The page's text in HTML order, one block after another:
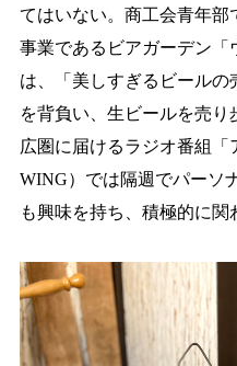
てはいない。 商工会青年部
事業であるビアガーデン
は、「美しすぎるビールの
を背負い、生ビールを売
広圏に 届けるラジオ番組
WING）では隔週でパーソ
も興味を持ち、積極的に関